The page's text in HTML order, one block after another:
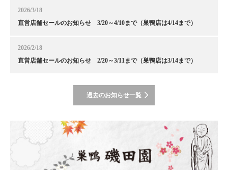
2026/3/18
直営店舗セールのお知らせ 3/20～4/10まで（巣鴨店は4/14まで）
2026/2/18
直営店舗セールのお知らせ 2/20～3/11まで（巣鴨店は3/14まで）
過去のお知らせ一覧